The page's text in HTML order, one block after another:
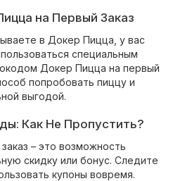
на Первый Заказ
в Докер Пицца, у вас
специальным
Докер Пицца на первый
попробовать пиццу и
выгодой.
Как Не Пропустить?
– это возможность
скидку или бонус. Следите
купоны вовремя.